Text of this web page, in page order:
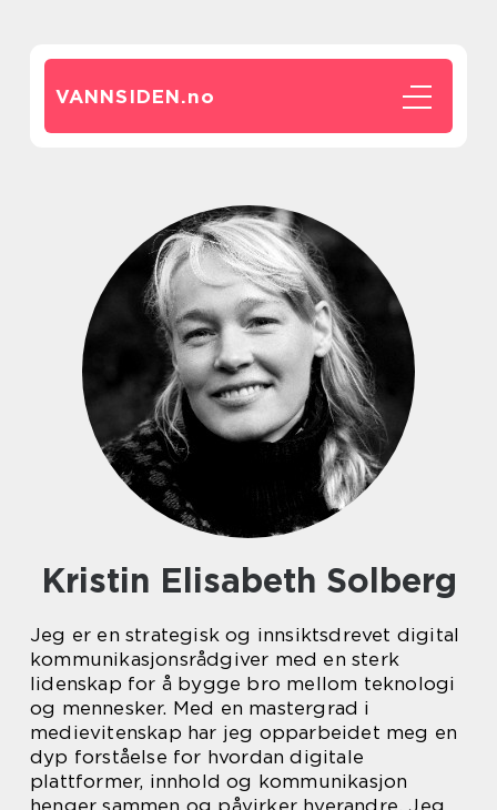
VANNSIDEN.no
Kristin Elisabeth Solberg
Jeg er en strategisk og innsiktsdrevet digital
kommunikasjonsrådgiver med en sterk
lidenskap for å bygge bro mellom teknologi
og mennesker. Med en mastergrad i
medievitenskap har jeg opparbeidet meg en
dyp forståelse for hvordan digitale
plattformer, innhold og kommunikasjon
henger sammen og påvirker hverandre. Jeg